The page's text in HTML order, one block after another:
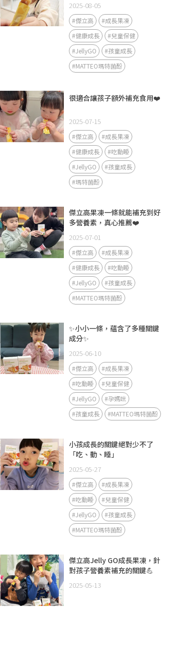
2025-08-05
#傑立高
#成長果凍
#健康成長
#兒童保健
#JellyGO
#孩童成長
#MATTEO瑪特菌酚
很適合讓孩子額外補充食用❤️
2025-07-15
#傑立高
#成長果凍
#健康成長
#吃動睡
#JellyGO
#孩童成長
#瑪特菌酚
傑立高果凍一條就能補充到好
多營養素，真心推薦❤️
2025-07-01
#傑立高
#成長果凍
#健康成長
#吃動睡
#JellyGO
#孩童成長
#MATTEO瑪特菌酚
✨小小一條，蘊含了多種關鍵
成分✨
2025-06-10
#傑立高
#成長果凍
#吃動睡
#兒童保健
#JellyGO
#孕媽咪
#孩童成長
#MATTEO瑪特菌酚
小孩成長的關鍵絕對少不了
「吃、動、睡」
2025-05-27
#傑立高
#成長果凍
#吃動睡
#兒童保健
#JellyGO
#孩童成長
#MATTEO瑪特菌酚
傑立高Jelly GO成長果凍，針
對孩子營養素補充的關鍵💪
2025-05-13